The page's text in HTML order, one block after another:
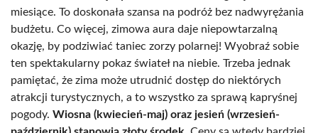
miesiące. To doskonała szansa na podróż bez nadwyrężania
budżetu. Co więcej, zimowa aura daje niepowtarzalną
okazję, by podziwiać taniec zorzy polarnej! Wyobraź sobie
ten spektakularny pokaz świateł na niebie. Trzeba jednak
pamiętać, że zima może utrudnić dostęp do niektórych
atrakcji turystycznych, a to wszystko za sprawą kapryśnej
pogody. Wiosna (kwiecień-maj) oraz jesień (wrzesień-